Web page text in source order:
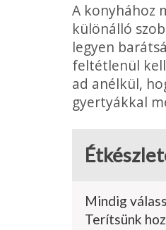
A konyhához
különálló
legyen
feltétlenül
ad anélkül,
gyertyákkal
Mindig
Terítsünk